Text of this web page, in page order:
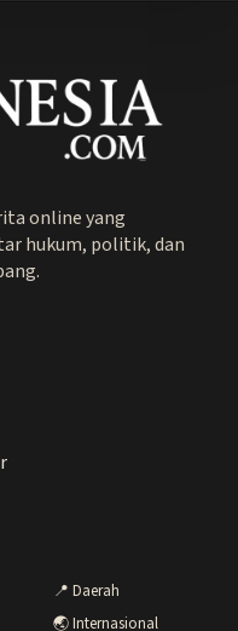
online yang
hukum, politik, dan
📍 Daerah
🌏 Internasional